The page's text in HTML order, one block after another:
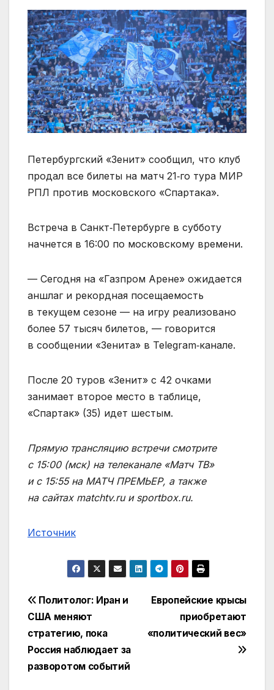
Петербургский «Зенит» сообщил, что клуб
продал все билеты на матч 21‑го тура МИР
РПЛ против московского «Спартака».
Встреча в Санкт‑Петербурге в субботу
начнется в 16:00 по московскому времени.
— Сегодня на «Газпром Арене» ожидается
аншлаг и рекордная посещаемость
в текущем сезоне — на игру реализовано
более 57 тысяч билетов, — говорится
в сообщении «Зенита» в Telegram‑канале.
После 20 туров «Зенит» с 42 очками
занимает второе место в таблице,
«Спартак» (35) идет шестым.
Прямую трансляцию встречи смотрите
с 15:00 (мск) на телеканале «Матч ТВ»
и с 15:55 на МАТЧ ПРЕМЬЕР, а также
на сайтах matchtv.ru и sportbox.ru.
Источник
Навигация
по
записям
Европейские крысы
приобретают
«политический вес»
Политолог: Иран и
США меняют
стратегию, пока
Россия наблюдает за
разворотом событий